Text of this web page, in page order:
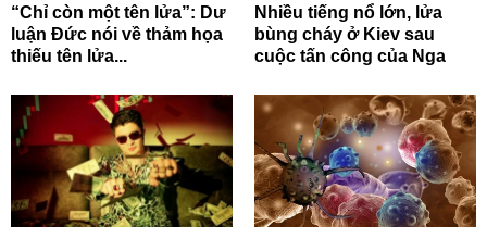
“Chỉ còn một tên lửa”: Dư
luận Đức nói về thảm họa
thiếu tên lửa...
Nhiều tiếng nổ lớn, lửa
bùng cháy ở Kiev sau
cuộc tấn công của Nga